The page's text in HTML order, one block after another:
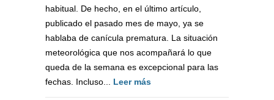
habitual. De hecho, en el último artículo,
publicado el pasado mes de mayo, ya se
hablaba de canícula prematura. La situación
meteorológica que nos acompañará lo que
queda de la semana es excepcional para las
fechas. Incluso... Leer más